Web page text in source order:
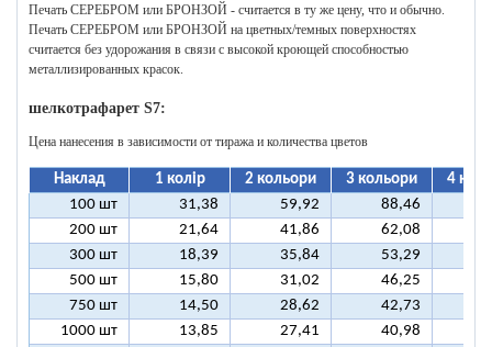
Печать СЕРЕБРОМ или БРОНЗОЙ - считается в ту же цену, что и обычно.
Печать СЕРЕБРОМ или БРОНЗОЙ на цветных/темных поверхностях
считается без удорожания в связи с высокой кроющей способностью
металлизированных красок.
шелкотрафарет S7:
Цена нанесения в зависимости от тиража и количества цветов
Наклад 1 колір 2 кольори 3 кольори
4
100 шт
31,38 59,92 88,46
200 шт
21,64 41,86 62,08
300 шт
18,39 35,84 53,29
500 шт
15,80 31,02 46,25
750 шт
14,50 28,62 42,73
1000 шт
13,85 27,41 40,98